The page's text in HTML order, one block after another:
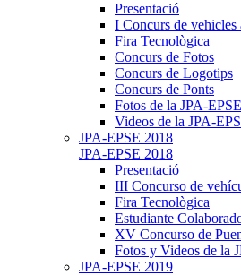
Presentació
I Concurs de vehicles
Fira Tecnològica
Concurs de Fotos
Concurs de Logotips
Concurs de Ponts
Fotos de la JPA-
Videos de la JPA-
JPA-EPSE 2018
JPA-EPSE 2018
Presentació
III Concurso de
Fira Tecnològica
Estudiante
XV Concurso de
Fotos y Videos de la
JPA-EPSE 2019